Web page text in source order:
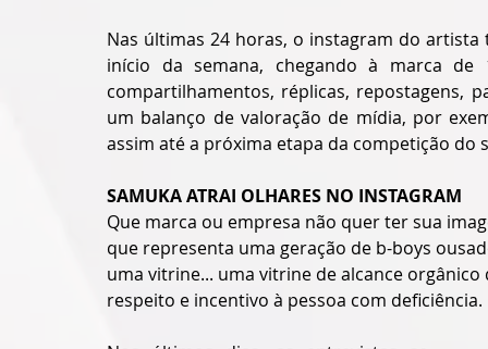
Nas últimas 24 horas, o instagram do
início da semana, chegando à marca
compartilhamentos, réplicas, repostagens,
um balanço de valoração de mídia, por
assim até a próxima etapa da competição do
SAMUKA ATRAI OLHARES NO INSTAGRAM
Que marca ou empresa não quer ter sua
que representa uma geração de b-boys
uma vitrine... uma vitrine de alcance
respeito e incentivo à pessoa com deficiência.